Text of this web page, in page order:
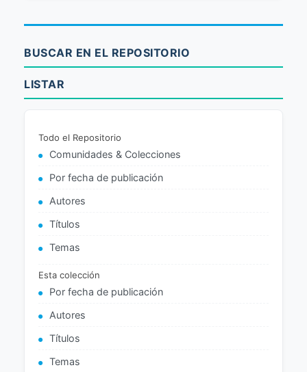
BUSCAR EN EL REPOSITORIO
LISTAR
Todo el Repositorio
Comunidades & Colecciones
Por fecha de publicación
Autores
Títulos
Temas
Esta colección
Por fecha de publicación
Autores
Títulos
Temas